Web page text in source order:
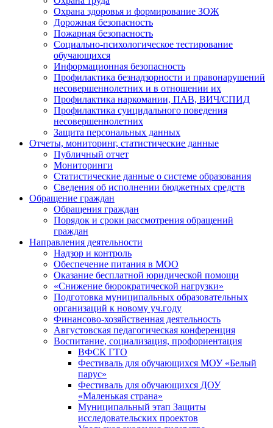
Охрана здоровья и формирование ЗОЖ
Дорожная безопасность
Пожарная безопасность
Социально-психологическое тестирование
обучающихся
Информационная безопасность
Профилактика безнадзорности и правонарушений
несовершеннолетних и в отношении их
Профилактика наркомании, ПАВ, ВИЧ/СПИД
Профилактика суицидального поведения
несовершеннолетних
Защита персональных данных
Отчеты, мониторинг, статистические данные
Публичный отчет
Мониторинги
Статистические данные о системе образования
Сведения об исполнении бюджетных средств
Обращение граждан
Обращения граждан
Порядок и сроки рассмотрения обращений
граждан
Направления деятельности
Надзор и контроль
Обеспечение питания в МОО
Оказание бесплатной юридической помощи
«Снижение бюрократической нагрузки»
Подготовка муниципальных образовательных
организаций к новому уч.году
Финансово-хозяйственная деятельность
Августовская педагогическая конференция
Воспитание, социализация, профориентация
ВФСК ГТО
Фестиваль для обучающихся МОУ «Белый
парус»
Фестиваль для обучающихся ДОУ
«Маленькая страна»
Муниципальный этап Защиты
исследовательских проектов